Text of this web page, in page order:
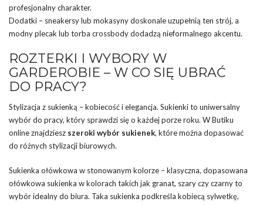
profesjonalny charakter.
Dodatki – sneakersy lub mokasyny doskonale uzupełnią ten strój, a
modny plecak lub torba crossbody dodadzą nieformalnego akcentu.
ROZTERKI I WYBORY W
GARDEROBIE – W CO SIĘ UBRAĆ
DO PRACY?
Stylizacja z sukienką – kobiecość i elegancja. Sukienki to uniwersalny
wybór do pracy, który sprawdzi się o każdej porze roku. W Butiku
online znajdziesz szeroki wybór sukienek, które można dopasować
do różnych stylizacji biurowych.
Sukienka ołówkowa w stonowanym kolorze – klasyczna, dopasowana
ołówkowa sukienka w kolorach takich jak granat, szary czy czarny to
wybór idealny do biura. Taka sukienka podkreśla kobiecą sylwetkę,